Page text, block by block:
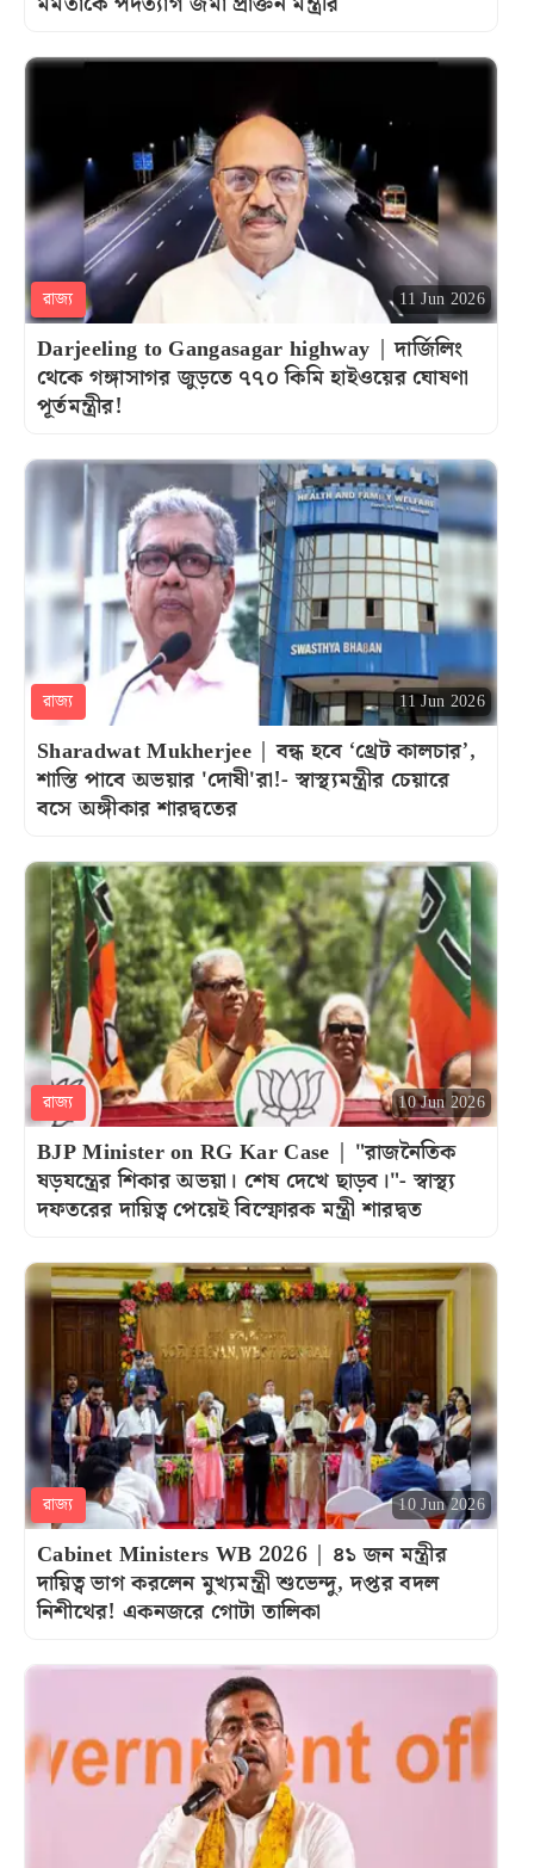
রাজ্য 11 Jun 2026
Darjeeling to Gangasagar highway | দার্জিলিং
থেকে গঙ্গাসাগর জুড়তে ৭৭০ কিমি হাইওয়ের ঘোষণা
পূর্তমন্ত্রীর!
রাজ্য 11 Jun 2026
Sharadwat Mukherjee | বন্ধ হবে ‘থ্রেট কালচার’,
শাস্তি পাবে অভয়ার 'দোষী'রা!- স্বাস্থ‌্যমন্ত্রীর চেয়ারে
বসে অঙ্গীকার শারদ্বতের
রাজ্য 10 Jun 2026
BJP Minister on RG Kar Case | "রাজনৈতিক
ষড়যন্ত্রের শিকার অভয়া। শেষ দেখে ছাড়ব।"- স্বাস্থ্য
দফতরের দায়িত্ব পেয়েই বিস্ফোরক মন্ত্রী শারদ্বত
রাজ্য 10 Jun 2026
Cabinet Ministers WB 2026 | ৪১ জন মন্ত্রীর
দায়িত্ব ভাগ করলেন মুখ্যমন্ত্রী শুভেন্দু, দপ্তর বদল
নিশীথের! একনজরে গোটা তালিকা